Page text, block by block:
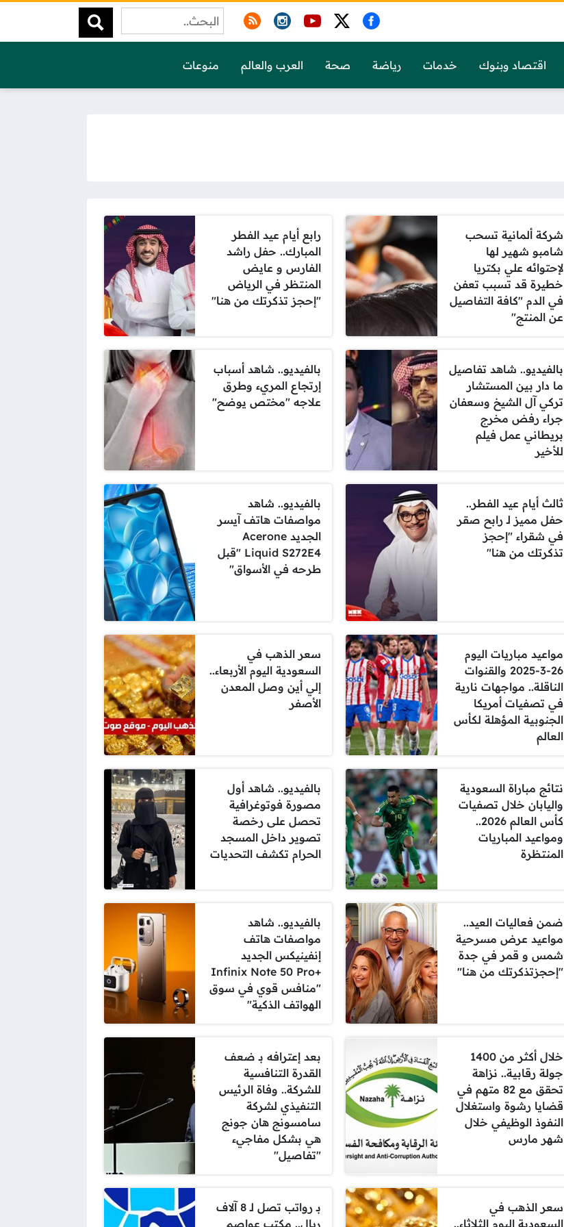
اقتصاد وبنوك خدمات رياضة صحة العرب والعالم منوعات
شركة ألمانية تسحب
شامبو شهير لها
لإحتوائه علي بكتريا
خطيرة قد تسبب تعفن
في الدم "كافة التفاصيل
عن المنتج"
رابع أيام عيد الفطر
المبارك.. حفل راشد
الفارس و عايض
المنتظر في الرياض
"إحجز تذكرتك من هنا"
بالفيديو.. شاهد تفاصيل
ما دار بين المستشار
تركي آل الشيخ وسعفان
جراء رفض مخرج
بريطاني عمل فيلم
للأخير
بالفيديو.. شاهد أسباب
إرتجاع المريء وطرق
علاجه "مختص يوضح"
ثالث أيام عيد الفطر..
حفل مميز لـ رابح صقر
في شقراء "إحجز
تذكرتك من هنا"
بالفيديو.. شاهد
مواصفات هاتف آيسر
الجديد Acerone
Liquid S272E4 "قبل
طرحه في الأسواق"
مواعيد مباريات اليوم
26-3-2025 والقنوات
الناقلة.. مواجهات نارية
في تصفيات أمريكا
الجنوبية المؤهلة لكأس
العالم
سعر الذهب في
السعودية اليوم الأربعاء..
إلي أين وصل المعدن
الأصفر
نتائج مباراة السعودية
واليابان خلال تصفيات
كأس العالم 2026..
ومواعيد المباريات
المنتظرة
بالفيديو.. شاهد أول
مصورة فوتوغرافية
تحصل على رخصة
تصوير داخل المسجد
الحرام تكشف التحديات
ضمن فعاليات العيد..
مواعيد عرض مسرحية
شمس و قمر في جدة
"إحجزتذكرتك من هنا"
بالفيديو.. شاهد
مواصفات هاتف
إنفينيكس الجديد
+Infinix Note 50 Pro
"منافس قوي في سوق
الهواتف الذكية"
خلال أكثر من 1400
جولة رقابية.. نزاهة
تحقق مع 82 متهم في
قضايا رشوة واستغلال
النفوذ الوظيفي خلال
شهر مارس
بعد إعترافه بـ ضعف
القدرة التنافسية
للشركة.. وفاة الرئيس
التنفيذي لشركة
سامسونج هان جونج
هي بشكل مفاجيء
"تفاصيل"
سعر الذهب في
السعودية اليوم الثلاثاء..
بـ رواتب تصل لـ 8 آلاف
ريال.. مكتب عواصم